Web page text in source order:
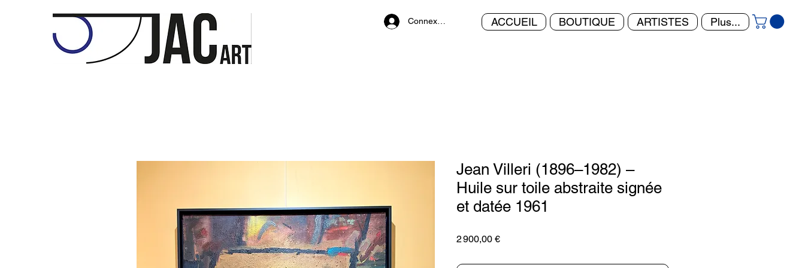
Connexion ACCUEIL BOUTIQUE ARTISTES Plus...
Jean Villeri (1896–1982) –
Huile sur toile abstraite signée
et datée 1961
2 900,00 €Prix